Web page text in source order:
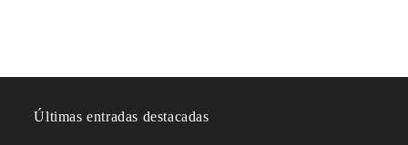
Últimas entradas destacadas